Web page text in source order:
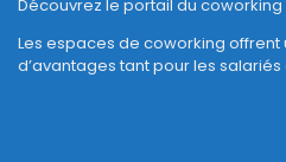
Découvrez le portail du coworking
Les espaces de coworking
d’avantages tant pour les